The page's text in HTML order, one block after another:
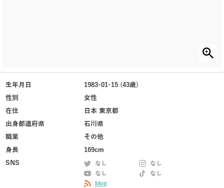
生年月日
1983-01-15 (43歳)
性別
女性
在住
日本 東京都
出身都道府県
石川県
職業
その他
身長
169cm
SNS
なし
なし
なし
なし
blog